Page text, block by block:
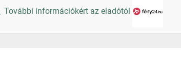
További információkért az eladótól